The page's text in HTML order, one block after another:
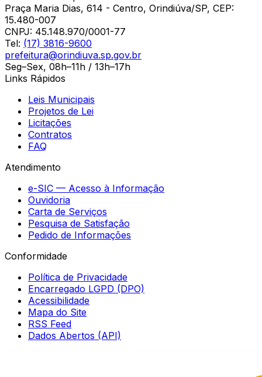
Praça Maria Dias, 614 - Centro, Orindiúva/SP, CEP:
15.480-007
CNPJ: 45.148.970/0001-77
Tel: (17) 3816-9600
prefeitura@orindiuva.sp.gov.br
Seg–Sex, 08h–11h / 13h–17h
Links Rápidos
Leis Municipais
Projetos de Lei
Licitações
Contratos
FAQ
Atendimento
e-SIC — Acesso à Informação
Ouvidoria
Carta de Serviços
Pesquisa de Satisfação
Pedido de Informações
Conformidade
Política de Privacidade
Encarregado LGPD (DPO)
Acessibilidade
Mapa do Site
RSS Feed
Dados Abertos (API)